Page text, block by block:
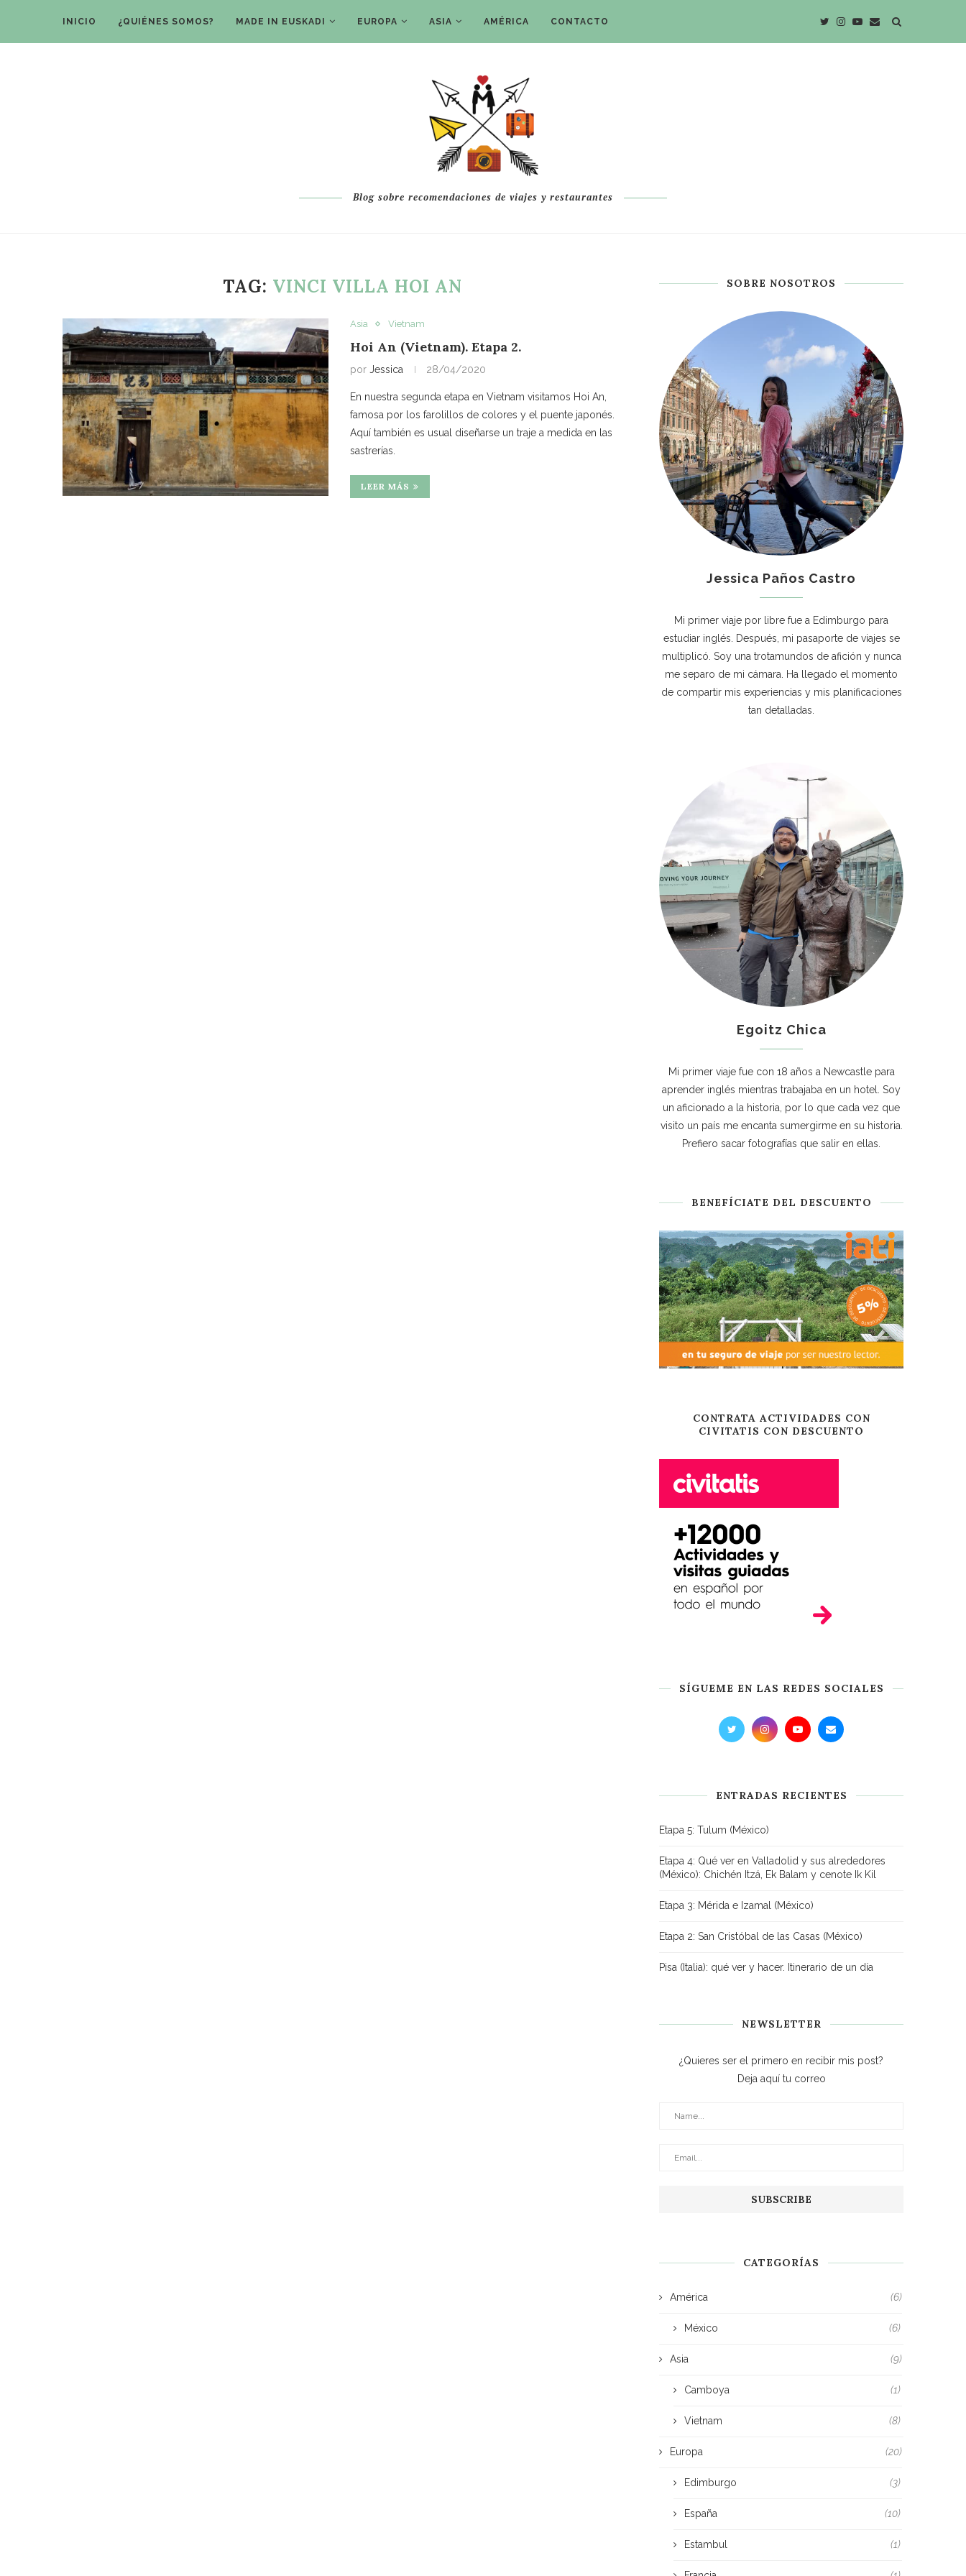
INICIO ¿QUIÉNES SOMOS? MADE IN EUSKADI EUROPA ASIA AMÉRICA CONTACTO
Blog sobre recomendaciones de viajes y restaurantes
TAG: VINCI VILLA HOI AN
Asia Vietnam
Hoi An (Vietnam). Etapa 2.
por Jessica 28/04/2020
En nuestra segunda etapa en Vietnam visitamos Hoi An,
famosa por los farolillos de colores y el puente japonés.
Aquí también es usual diseñarse un traje a medida en las
sastrerías.
LEER MÁS
SOBRE NOSOTROS
Jessica Paños Castro
Mi primer viaje por libre fue a Edimburgo para
estudiar inglés. Después, mi pasaporte de viajes se
multiplicó. Soy una trotamundos de afición y nunca
me separo de mi cámara. Ha llegado el momento
de compartir mis experiencias y mis planificaciones
tan detalladas.
Egoitz Chica
Mi primer viaje fue con 18 años a Newcastle para
aprender inglés mientras trabajaba en un hotel. Soy
un aficionado a la historia, por lo que cada vez que
visito un país me encanta sumergirme en su historia.
Prefiero sacar fotografías que salir en ellas.
BENEFÍCIATE DEL DESCUENTO
CONTRATA ACTIVIDADES CON
CIVITATIS CON DESCUENTO
SÍGUEME EN LAS REDES SOCIALES
ENTRADAS RECIENTES
Etapa 5: Tulum (México)
Etapa 4: Qué ver en Valladolid y sus alrededores
(México): Chichén Itzá, Ek Balam y cenote Ik Kil
Etapa 3: Mérida e Izamal (México)
Etapa 2: San Cristóbal de las Casas (México)
Pisa (Italia): qué ver y hacer. Itinerario de un día
NEWSLETTER
¿Quieres ser el primero en recibir mis post?
Deja aquí tu correo
CATEGORÍAS
América (6)
México (6)
Asia (9)
Camboya (1)
Vietnam (8)
Europa (20)
Edimburgo (3)
España (10)
Estambul (1)